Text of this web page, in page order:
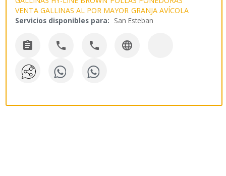
VENTA GALLINAS AL POR MAYOR GRANJA AVÍCOLA
Servicios disponibles para: San Esteban
   